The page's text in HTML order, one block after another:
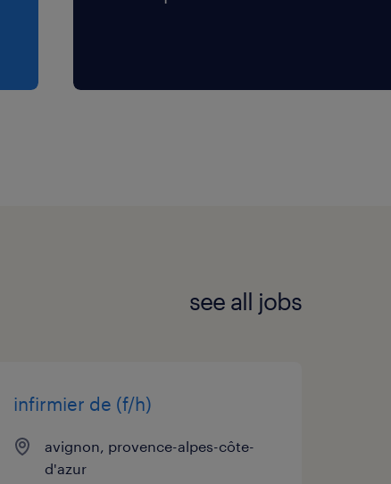
see all jobs
infirmier de (f/h)
avignon, provence-alpes-côte-
d'azur